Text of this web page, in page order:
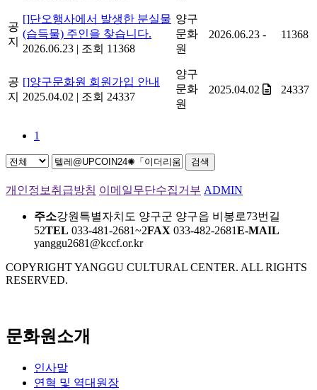
공
지
[]단오행사에서 발생한 분실물
(습득물) 주인을 찾습니다.
2026.06.23 | 조회 11368
양구
문화
원
2026.06.23 - 11368
공
지
[]양구문화원 회원가입 안내
2025.04.02 | 조회 24337
양구
문화
원
2025.04.02 24337
1
검색
개인정보취급방침 이메일무단수집거부 ADMIN
주소강원특별자치도 양구군 양구읍 비봉로73번길
52TEL 033-481-2681~2FAX 033-482-2681E-MAIL
yanggu2681@kccf.or.kr
COPYRIGHT YANGGU CULTURAL CENTER. ALL RIGHTS
RESERVED.
문화원소개
인사말
연혁 및 역대원장